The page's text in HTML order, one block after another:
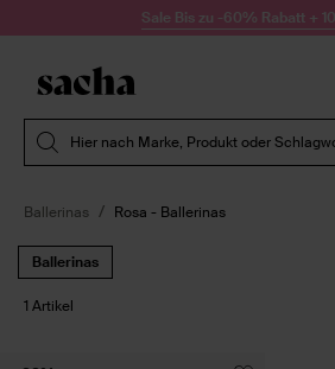
Zum Inhalt springenSale Bis zu -60% Rabatt +
Hier nach Marke, Produkt oder
Ballerinas Rosa - Ballerinas
Ballerinas
1 Artikel